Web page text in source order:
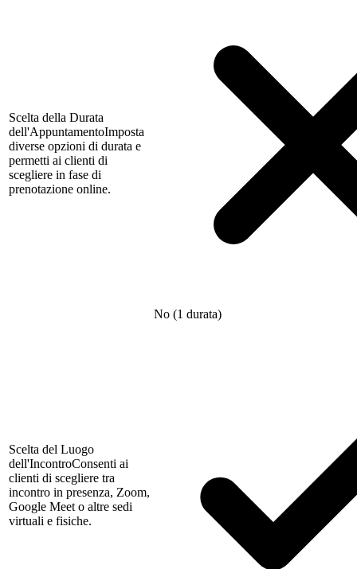
Scelta della Durata
dell'AppuntamentoImposta
diverse opzioni di durata e
permetti ai clienti di
scegliere in fase di
prenotazione online.
No (1 durata)
Scelta del Luogo
dell'IncontroConsenti ai
clienti di scegliere tra
incontro in presenza, Zoom,
Google Meet o altre sedi
virtuali e fisiche.